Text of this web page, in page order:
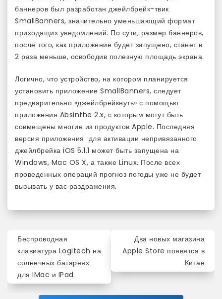
баннеров был разработан джейлбрейк-твик
SmallBanners, значительно уменьшающий формат
приходящих уведомлений. По сути, размер баннеров,
после того, как приложение будет запущено, станет в
2 раза меньше, освободив полезную площадь экрана.
Логично, что устройство, на котором планируется
установить приложение SmallBanners, следует
предварительно «джейлбрейкнуть» с помощью
приложения Absinthe 2.x, с которым могут быть
совмещены многие из продуктов Apple. Последняя
версия приложения для активации непривязанного
джейлбрейка iOS 5.1.1 может быть запущена на
Windows, Mac OS X, а также Linux. После всех
проведенных операций прогноз погоды уже не будет
вызывать у вас раздражения.
Навигация
по
записям
Беспроводная
клавиатура Logitech на
солнечных батареях
для IMac и IPad
Два новых магазина
Apple Store появятся в
Китае